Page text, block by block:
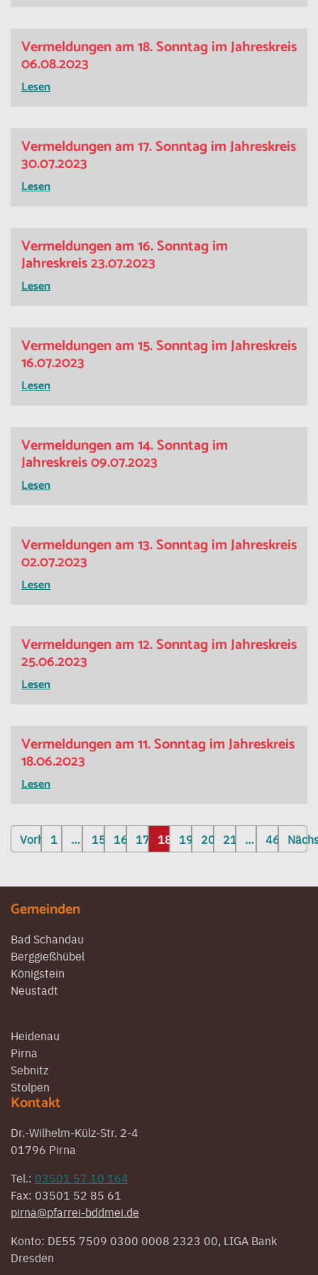
Vermeldungen am 18. Sonntag im Jahreskreis
06.08.2023
Lesen
Vermeldungen am 17. Sonntag im Jahreskreis
30.07.2023
Lesen
Vermeldungen am 16. Sonntag im
Jahreskreis 23.07.2023
Lesen
Vermeldungen am 15. Sonntag im Jahreskreis
16.07.2023
Lesen
Vermeldungen am 14. Sonntag im
Jahreskreis 09.07.2023
Lesen
Vermeldungen am 13. Sonntag im Jahreskreis
02.07.2023
Lesen
Vermeldungen am 12. Sonntag im Jahreskreis
25.06.2023
Lesen
Vermeldungen am 11. Sonntag im Jahreskreis
18.06.2023
Lesen
Seitennummerierung
der
Beiträge
Vorherige
1 … 15 16 17 18 19 20 21 … 46
Gemeinden
Bad Schandau
Berggießhübel
Königstein
Neustadt
Heidenau
Pirna
Sebnitz
Stolpen
Kontakt
Dr.-Wilhelm-Külz-Str. 2-4
01796 Pirna
Tel.: 03501 57 10 164
Fax: 03501 52 85 61
pirna@pfarrei-bddmei.de
Konto: DE55 7509 0300 0008 2323 00, LIGA Bank
Dresden